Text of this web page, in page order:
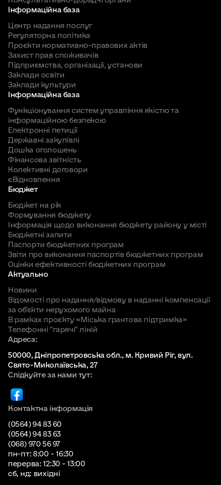
Інформаційна база
Центр надання послуг
Регуляторна політика
Проєкти нормативно-правових актів
Захист прав споживачів
Підприємства, організації, установи
Заклади освіти
Заклади культури
Інформаційна база
Функціонування систем управління якістю та
інформаційною безпекою
Електронні петиції
Державні закупівлі
Дошка оголошень
Фінансова звітність
Колективні договори
єВідновлення
Бюджет
Бюджет на рік
Формування бюджету
Інформація щодо виконання бюджету району у місті
Бюджетні запити
Паспорти бюджетних програм
Звіти про виконання паспортів бюджетних програм
Оцінки ефективності бюджетних програм
Актуально
Новини
Відомості про надання/відмову в наданні компенсації
за об'єкти нерухомого майна
В рамках проєкту «Міська грантова підтримка»
Телефонні "гарячі" ліній
Адреса:
50000, Дніпропетровська обл., м. Кривий Ріг, вул.
Свято-Миколаївська, 27
Слідкуйте за нами тут:
Контактна інформація
(0564) 94 83 60
(0564) 94 83 63
(068) 970 56 97
пн-пт: 8:00 - 16:30
перерва: 12:30 - 13:00
сб, нд: вихідні